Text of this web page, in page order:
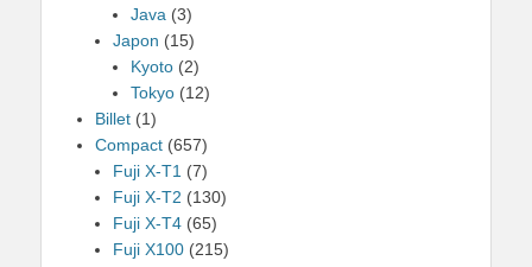
Java (3)
Japon (15)
Kyoto (2)
Tokyo (12)
Billet (1)
Compact (657)
Fuji X-T1 (7)
Fuji X-T2 (130)
Fuji X-T4 (65)
Fuji X100 (215)